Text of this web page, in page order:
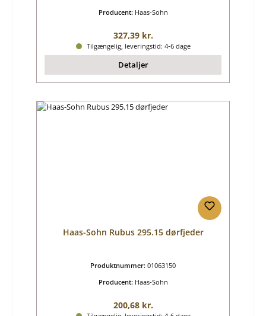
Producent: Haas-Sohn
Almindelig pris:
327,39 kr.
Tilgængelig, leveringstid: 4-6 dage
Detaljer
Haas-Sohn Rubus 295.15 dørfjeder
Produktnummer: 01063150
Producent: Haas-Sohn
Almindelig pris:
200,68 kr.